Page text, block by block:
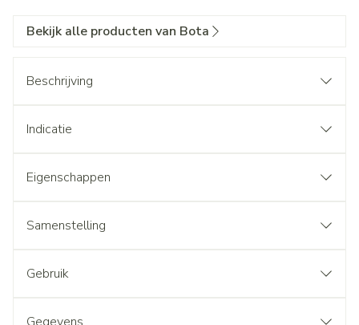
Bekijk alle producten van Bota
Beschrijving
Indicatie
Eigenschappen
Samenstelling
Gebruik